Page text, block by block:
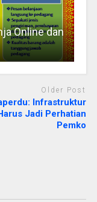
Online dan
Older Post
Infrastruktur
Jadi Perhatian
Pemko